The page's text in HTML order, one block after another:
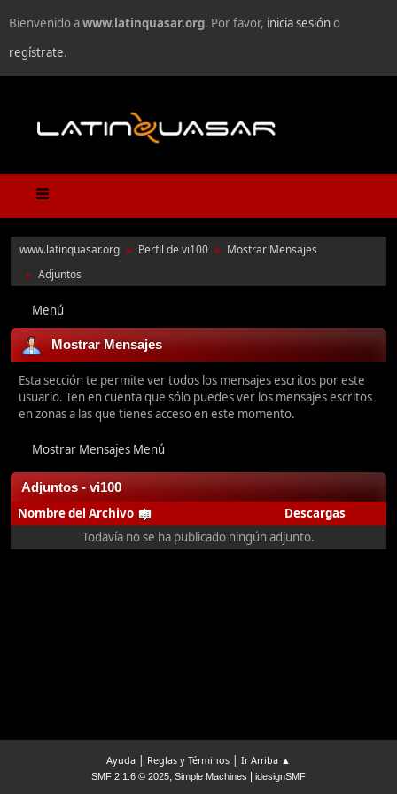
Bienvenido awww.latinquasar.org. Por favor, inicia sesióno
regístrate.
www.latinquasar.org ► Perfil de vi100 ► Mostrar Mensajes
► Adjuntos
Menú
Mostrar Mensajes
Esta sección te permite ver todos los mensajes escritos por este
usuario. Ten en cuenta que sólo puedes ver los mensajes escritos
en zonas a las que tienes acceso en este momento.
Mostrar Mensajes Menú
Adjuntos - vi100
Nombre del Archivo
Descargas
Todavía no se ha publicado ningún adjunto.
Ayuda | Reglas y Términos | Ir Arriba ▲
SMF 2.1.6 © 2025, Simple Machines idesignSMF